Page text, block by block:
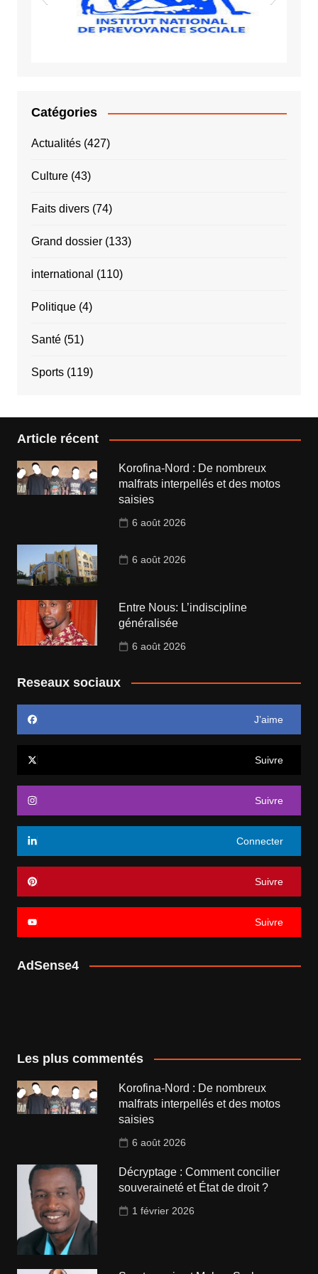
Catégories
Actualités(427)
Culture(43)
Faits divers(74)
Grand dossier(133)
international (110)
Politique(4)
Santé(51)
Sports(119)
Article récent
Korofina-Nord : De nombreux
malfrats interpellés et des motos
saisies
6 août 2026
6 août 2026
Entre Nous: L’indiscipline
généralisée
6 août 2026
Reseaux sociaux
J’aime
Suivre
Suivre
Connecter
Suivre
Suivre
AdSense4
Les plus commentés
Korofina-Nord : De nombreux
malfrats interpellés et des motos
saisies
6 août 2026
Décryptage : Comment concilier
souveraineté et État de droit ?
1 février 2026